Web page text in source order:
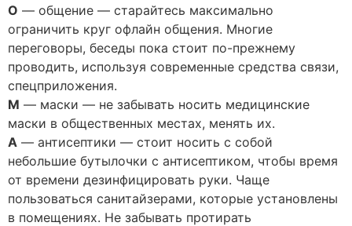
О — общение — старайтесь максимально
ограничить круг офлайн общения. Многие
переговоры, беседы пока стоит по-прежнему
проводить, используя современные средства связи,
спецприложения.
М — маски — не забывать носить медицинские
маски в общественных местах, менять их.
А — антисептики — стоит носить с собой
небольшие бутылочки с антисептиком, чтобы время
от времени дезинфицировать руки. Чаще
пользоваться санитайзерами, которые установлены
в помещениях. Не забывать протирать